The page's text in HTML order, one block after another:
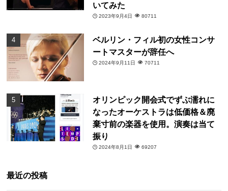
いてみた
2023年9月4日 80711
ベルリン・フィル初の女性コンサ
ートマスターが辞任へ
2024年9月11日 70711
オリンピック開会式でずぶ濡れに
なったオーケストラは低価格＆廃
棄寸前の楽器を使用。演奏は当て
振り
2024年8月1日 69207
最近の投稿